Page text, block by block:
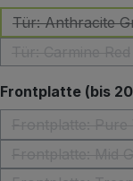
Tür: Anthracite
(Diese
(Diese
Frontplatte (bis
(Diese